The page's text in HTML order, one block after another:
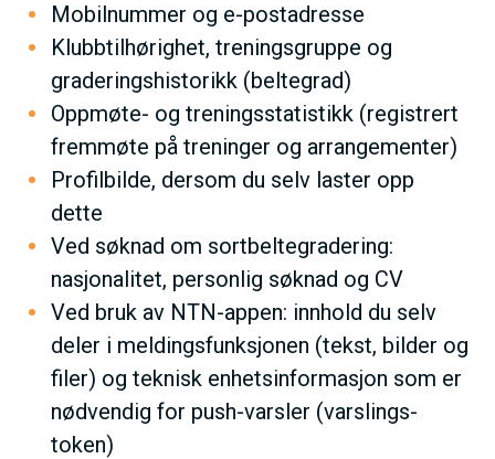
Mobilnummer og e-postadresse
Klubbtilhørighet, treningsgruppe og
graderingshistorikk (beltegrad)
Oppmøte- og treningsstatistikk (registrert
fremmøte på treninger og arrangementer)
Profilbilde, dersom du selv laster opp
dette
Ved søknad om sortbeltegradering:
nasjonalitet, personlig søknad og CV
Ved bruk av NTN-appen: innhold du selv
deler i meldingsfunksjonen (tekst, bilder og
filer) og teknisk enhetsinformasjon som er
nødvendig for push-varsler (varslings-
token)